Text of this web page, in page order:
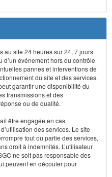
au site 24 heures sur 24, 7 jours
événement hors du contrôle
pannes et interventions de
du site et des services.
garantir une disponibilité du
transmissions et des
ou de qualité.
être engagée en cas
des services. Le site
tout ou partie des services,
droit à indemnités. L’utilisateur
ne soit pas responsable des
peuvent en découler pour